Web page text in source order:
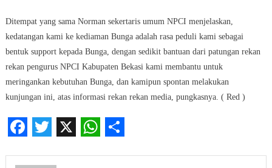
Ditempat yang sama Norman sekertaris umum NPCI menjelaskan,
kedatangan kami ke kediaman Bunga adalah rasa peduli kami sebagai
bentuk support kepada Bunga, dengan sedikit bantuan dari patungan rekan
rekan pengurus NPCI Kabupaten Bekasi kami membantu untuk
meringankan kebutuhan Bunga, dan kamipun spontan melakukan
kunjungan ini, atas informasi rekan rekan media, pungkasnya. ( Red )